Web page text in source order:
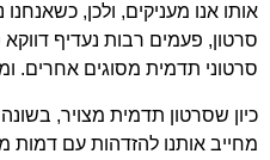
אותו אנו מעניקים, ולכן,
סרטון, פעמים רבות נעדיף
סרטוני תדמית מסוגים אחרים.
כיון שסרטון תדמית מצויר,
מחייב אותנו להזדהות עם דמות